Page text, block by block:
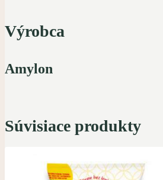
Výrobca
Amylon
Súvisiace produkty